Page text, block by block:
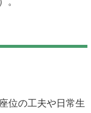
位の工夫や日常生